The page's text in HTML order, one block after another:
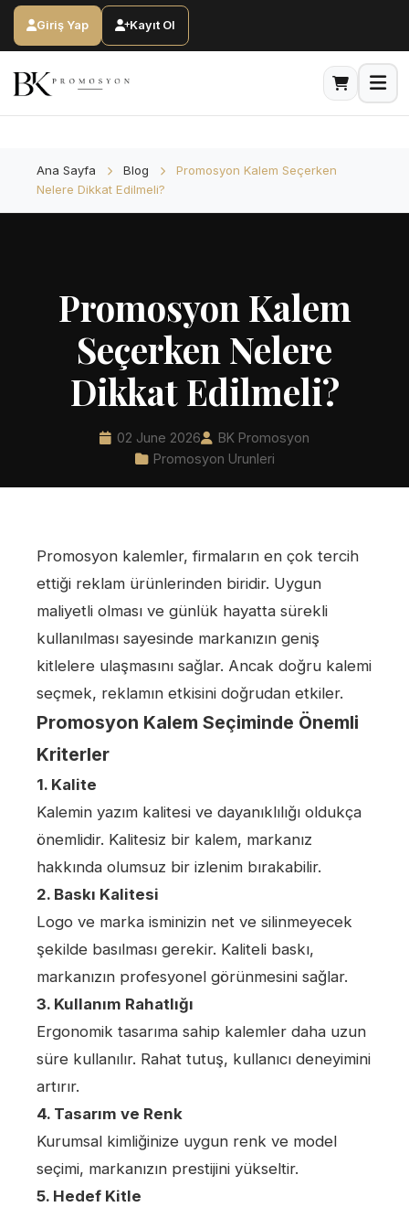
Giriş Yap Kayıt Ol
Ana Sayfa Blog
Ana Sayfa Blog
Promosyon Kalem Seçerken
Nelere Dikkat Edilmeli?
Promosyon Kalem
Seçerken Nelere
Dikkat Edilmeli?
02 June 2026
BK Promosyon
Promosyon Urunleri
Promosyon kalemler, firmaların en çok tercih
ettiği reklam ürünlerinden biridir. Uygun
maliyetli olması ve günlük hayatta sürekli
kullanılması sayesinde markanızın geniş
kitlelere ulaşmasını sağlar. Ancak doğru kalemi
seçmek, reklamın etkisini doğrudan etkiler.
Promosyon Kalem Seçiminde Önemli
Kriterler
1. Kalite
Kalemin yazım kalitesi ve dayanıklılığı oldukça
önemlidir. Kalitesiz bir kalem, markanız
hakkında olumsuz bir izlenim bırakabilir.
2. Baskı Kalitesi
Logo ve marka isminizin net ve silinmeyecek
şekilde basılması gerekir. Kaliteli baskı,
markanızın profesyonel görünmesini sağlar.
3. Kullanım Rahatlığı
Ergonomik tasarıma sahip kalemler daha uzun
süre kullanılır. Rahat tutuş, kullanıcı deneyimini
artırır.
4. Tasarım ve Renk
Kurumsal kimliğinize uygun renk ve model
seçimi, markanızın prestijini yükseltir.
5. Hedef Kitle